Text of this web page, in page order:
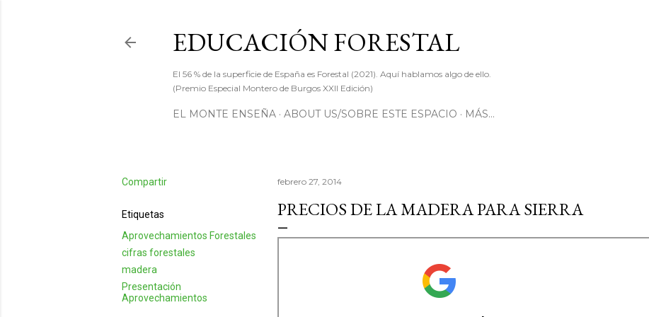
EDUCACIÓN FORESTAL
El 56 % de la superficie de España es Forestal (2021). Aquí hablamos algo de ello.
(Premio Especial Montero de Burgos XXII Edición)
EL MONTE ENSEÑA ABOUT US/SOBRE ESTE ESPACIO MÁS…
Compartir
Etiquetas
Aprovechamientos Forestales
cifras forestales
madera
Presentación
Aprovechamientos
febrero 27, 2014
PRECIOS DE LA MADERA PARA SIERRA